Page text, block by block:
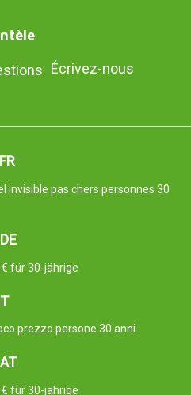
Écrivez-nous
invisible pas chers personnes 30
für 30-jährige
prezzo persone 30 anni
für 30-jährige